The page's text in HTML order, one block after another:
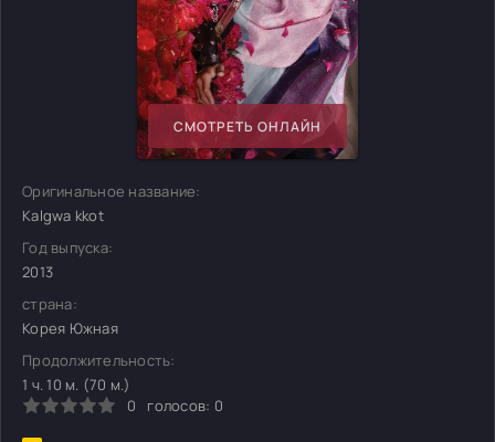
СМОТРЕТЬ ОНЛАЙН
Оригинальное название:
Kalgwa kkot
Год выпуска:
2013
страна:
Корея Южная
Продолжительность:
1 ч. 10 м. (70 м.)
0
голосов: 0